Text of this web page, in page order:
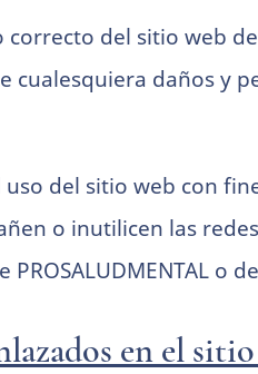
correcto del sitio web
cualesquiera daños
del sitio web con
o inutilicen las
o
en el